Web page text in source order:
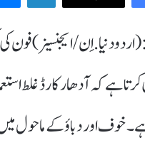
/ 20 مئی:(اردودنیا.اِن/
ہے کہ آدھار کارڈ غلط
خوف اور دباؤ کے ماحول